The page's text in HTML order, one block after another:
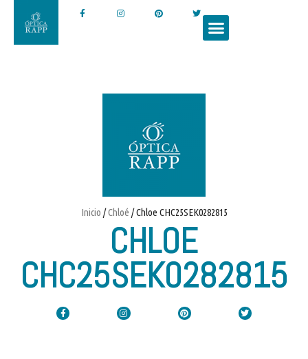
Inicio /Chloé / Chloe CHC25SEK0282815
CHLOE
CHC25SEK0282815